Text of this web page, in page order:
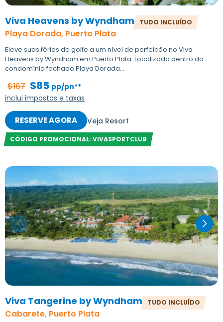
Viva Heavens by Wyndham
Playa Dorada, Puerto Plata
TUDO INCLUÍDO
Eleve suas férias de golfe a um nível de perfeição no Viva
Heavens by Wyndham em Puerto Plata. Localizado dentro do
condomínio fechado Playa Dorada...
$167 $85 pp/pn**
inclui impostos e taxas
RESERVE AGORA Veja Resort
CÓDIGO PROMOCIONAL: VIVASPORTCLUB
Viva Tangerine by Wyndham
Cabarete, Puerto Plata
TUDO INCLUÍDO